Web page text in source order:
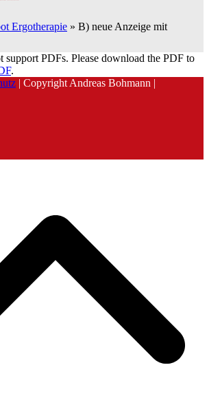
Ergotherapie » B) neue Anzeige mit
support PDFs. Please download the PDF to
.
| Copyright Andreas Bohmann |